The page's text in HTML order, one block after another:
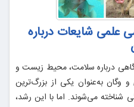
شایعات درباره
درباره سلامت، محیط‌ زیست و
وگان به‌عنوان یکی از بزرگ‌ترین
می‌شوند. اما با این رشد،